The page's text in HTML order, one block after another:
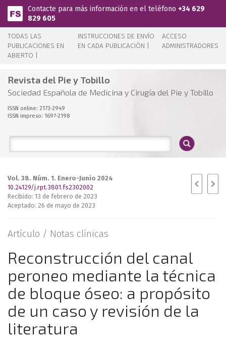
Pasar al contenido principal
Contacte para más información en el teléfono +34 629
829 605
TODAS LAS
PUBLICACIONES EN
ABIERTO |
INSTRUCCIONES DE ENVÍO
EN CADA PUBLICACIÓN |
ACCESO
ADMINISTRADORES
Revista del Pie y Tobillo
Sociedad Española de Medicina y Cirugía del Pie y Tobillo
ISSN online: 2173-2949
ISSN impreso: 1697-2198
Vol. 38. Núm. 1. Enero-Junio 2024
10.24129/j.rpt.3801.fs2302002
Recibido: 13 de febrero de 2023
Aceptado: 26 de mayo de 2023
Artículo / Notas clínicas
Reconstrucción del canal
peroneo mediante la técnica
de bloque óseo: a propósito
de un caso y revisión de la
literatura